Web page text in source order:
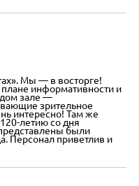
Мы — в восторге!
информативности и
зале —
зрительное
интересно! Там же
летию со дня
были
Персонал приветлив и